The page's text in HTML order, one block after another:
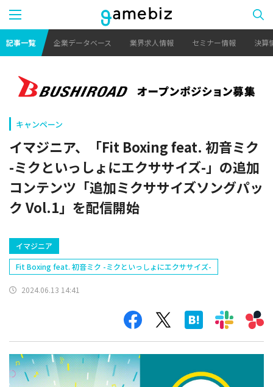
記事一覧 企業データベース 業界求人情報 セミナー情報 決算
キャンペーン
イマジニア、「Fit Boxing feat. 初音ミク
-ミクといっしょにエクササイズ-」の追加
コンテンツ「追加ミクササイズソングパッ
ク Vol.1」を配信開始
イマジニア
Fit Boxing feat. 初音ミク -ミクといっしょにエクササイズ-
2024.06.13 14:41